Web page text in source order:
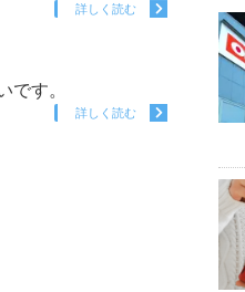
詳しく読む
です。
詳しく読む